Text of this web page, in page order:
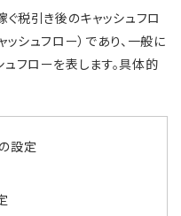
ぐ税引き後のキャッシュフロ
シュフロー）であり、一般に
フローを表します。具体的
設定